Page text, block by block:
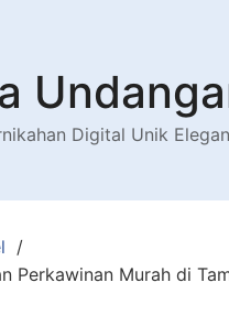
Digital Unik
Perkawinan Murah di